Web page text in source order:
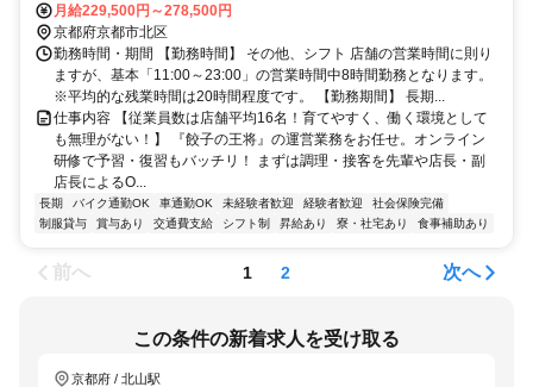
月給229,500円～278,500円
京都府京都市北区
勤務時間・期間 【勤務時間】 その他、シフト 店舗の営業時間に則り
ますが、基本「11:00～23:00」の営業時間中8時間勤務となります。
※平均的な残業時間は20時間程度です。 【勤務期間】 長期...
仕事内容 【従業員数は店舗平均16名！育てやすく、働く環境として
も無理がない！】 『餃子の王将』の運営業務をお任せ。オンライン
研修で予習・復習もバッチリ！ まずは調理・接客を先輩や店長・副
店長によるO...
長期 バイク通勤OK 車通勤OK 未経験者歓迎 経験者歓迎
社会保険完備
制服貸与
賞与あり 交通費支給 シフト制 昇給あり 寮・社宅あり 食事補助あり
前へ 1 2 次へ
この条件の新着求人を受け取る
京都府 / 北山駅